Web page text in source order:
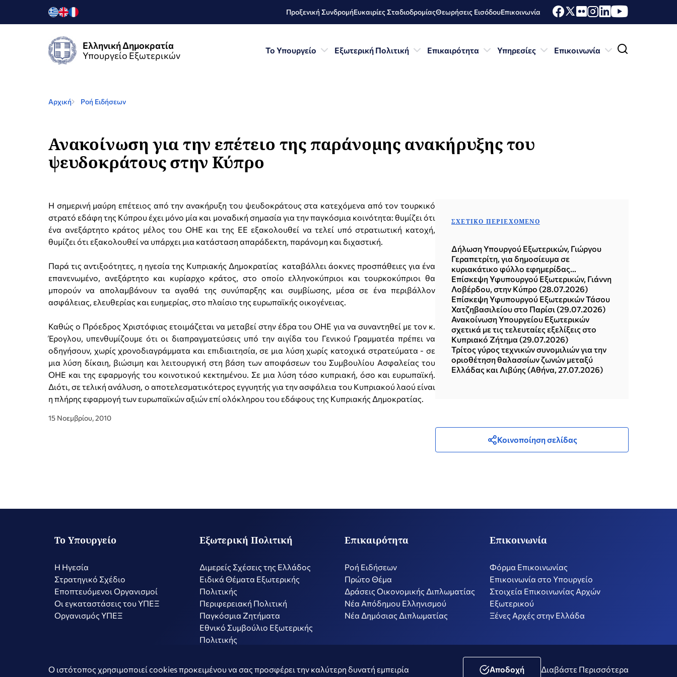
Προξενική ΣυνδρομήΕυκαιρίες ΣταδιοδρομίαςΘεωρήσεις ΕισόδουΕπικοινωνία
Ελληνική Δημοκρατία
Υπουργείο Εξωτερικών
Το Υπουργείο Εξωτερική Πολιτική Επικαιρότητα Υπηρεσίες Επικοινωνία
Αρχική Ροή Ειδήσεων
Ανακοίνωση για την επέτειο της παράνομης ανακήρυξης του
ψευδοκράτους στην Κύπρο
Η σημερινή μαύρη επέτειος από την ανακήρυξη του ψευδοκράτους στα κατεχόμενα από τον τουρκικό
στρατό εδάφη της Κύπρου έχει μόνο μία και μοναδική σημασία για την παγκόσμια κοινότητα: θυμίζει ότι
ένα ανεξάρτητο κράτος μέλος του ΟΗΕ και της ΕΕ εξακολουθεί να τελεί υπό στρατιωτική κατοχή,
θυμίζει ότι εξακολουθεί να υπάρχει μια κατάσταση απαράδεκτη, παράνομη και διχαστική.
Παρά τις αντιξοότητες, η ηγεσία της Κυπριακής Δημοκρατίας καταβάλλει άοκνες προσπάθειες για ένα
επανενωμένο, ανεξάρτητο και κυρίαρχο κράτος, στο οποίο ελληνοκύπριοι και τουρκοκύπριοι θα
μπορούν να απολαμβάνουν τα αγαθά της συνύπαρξης και συμβίωσης, μέσα σε ένα περιβάλλον
ασφάλειας, ελευθερίας και ευημερίας, στο πλαίσιο της ευρωπαϊκής οικογένειας.
Καθώς ο Πρόεδρος Χριστόφιας ετοιμάζεται να μεταβεί στην έδρα του ΟΗΕ για να συναντηθεί με τον κ.
Έρογλου, υπενθυμίζουμε ότι οι διαπραγματεύσεις υπό την αιγίδα του Γενικού Γραμματέα πρέπει να
οδηγήσουν, χωρίς χρονοδιαγράμματα και επιδιαιτησία, σε μια λύση χωρίς κατοχικά στρατεύματα - σε
μια λύση δίκαιη, βιώσιμη και λειτουργική στη βάση των αποφάσεων του Συμβουλίου Ασφαλείας του
ΟΗΕ και της εφαρμογής του κοινοτικού κεκτημένου. Σε μια λύση τόσο κυπριακή, όσο και ευρωπαϊκή.
Διότι, σε τελική ανάλυση, ο αποτελεσματικότερος εγγυητής για την ασφάλεια του Κυπριακού λαού είναι
η πλήρης εφαρμογή των ευρωπαϊκών αξιών επί ολόκληρου του εδάφους της Κυπριακής Δημοκρατίας.
15 Νοεμβρίου, 2010
ΣΧΕΤΙΚΌ ΠΕΡΙΕΧΌΜΕΝΟ
Δήλωση Υπουργού Εξωτερικών, Γιώργου
Γεραπετρίτη, για δημοσίευμα σε
κυριακάτικο φύλλο εφημερίδας
(02.08.2026)
Επίσκεψη Υφυπουργού Εξωτερικών, Γιάννη
Λοβέρδου, στην Κύπρο (28.07.2026)
Επίσκεψη Υφυπουργού Εξωτερικών Τάσου
Χατζηβασιλείου στο Παρίσι (29.07.2026)
Ανακοίνωση Υπουργείου Εξωτερικών
σχετικά με τις τελευταίες εξελίξεις στο
Κυπριακό Ζήτημα (29.07.2026)
Τρίτος γύρος τεχνικών συνομιλιών για την
οριοθέτηση θαλασσίων ζωνών μεταξύ
Ελλάδας και Λιβύης (Αθήνα, 27.07.2026)
Κοινοποίηση σελίδας
Το Υπουργείο
Η Ηγεσία
Στρατηγικό Σχέδιο
Εποπτευόμενοι Οργανισμοί
Οι εγκαταστάσεις του ΥΠΕΞ
Οργανισμός ΥΠΕΞ
Εξωτερική Πολιτική
Διμερείς Σχέσεις της Ελλάδος
Ειδικά Θέματα Εξωτερικής
Πολιτικής
Περιφερειακή Πολιτική
Παγκόσμια Ζητήματα
Εθνικό Συμβούλιο Εξωτερικής
Πολιτικής
Επικαιρότητα
Ροή Ειδήσεων
Πρώτο Θέμα
Δράσεις Οικονομικής Διπλωματίας
Nέα Απόδημου Ελληνισμού
Νέα Δημόσιας Διπλωματίας
Επικοινωνία
Φόρμα Επικοινωνίας
Επικοινωνία στο Υπουργείο
Στοιχεία Επικοινωνίας Αρχών
Εξωτερικού
Ξένες Αρχές στην Ελλάδα
Copyright © 2026 Ελληνική Δημοκρατία - Υπουργείο Εξωτερικών Όροι Χρήσης Πολιτική Μέσων Κοινωνικής Δικτύωσης Δήλωση Προσβασιμότητας
Ο ιστότοπος χρησιμοποιεί cookies προκειμένου να σας προσφέρει την καλύτερη δυνατή εμπειρία Αποδοχή Διαβάστε Περισσότερα